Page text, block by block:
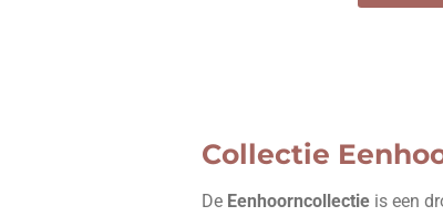
Collectie
De Eenhoorncollectie is een